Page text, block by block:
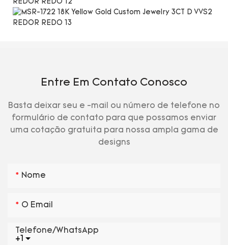
Entre Em Contato Conosco
Basta deixar seu e -mail ou número de telefone no
formulário de contato para que possamos enviar
uma cotação gratuita para nossa ampla gama de
designs
Nome
O Email
+1
Telefone/WhatsApp